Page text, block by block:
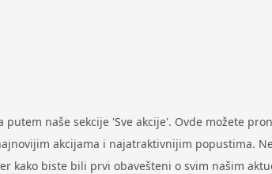
naše sekcije 'Sve akcije'. Ovde možete
akcijama i najatraktivnijim popustima.
kako biste bili prvi obavešteni o svim našim